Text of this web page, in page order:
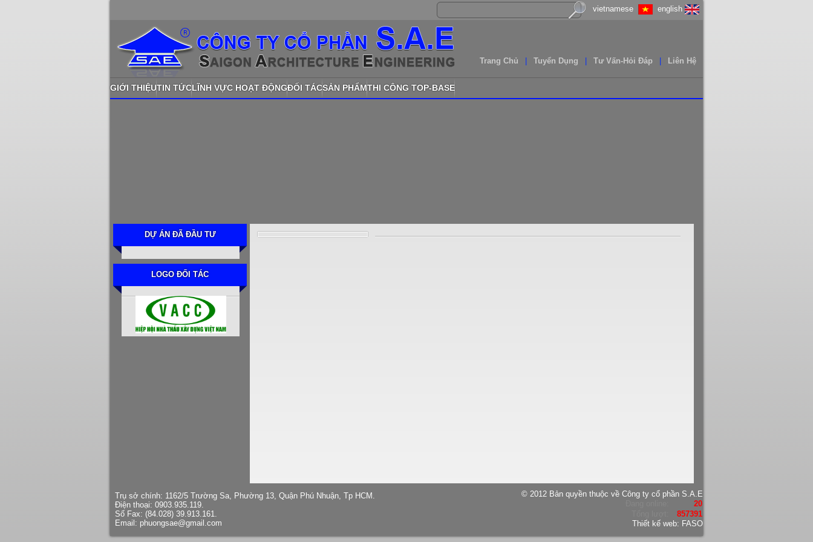
vietnamese english
Trang Chủ Tuyển Dụng Tư Vấn-Hỏi Đáp Liên Hệ
GIỚI THIỆUTIN TỨCLĨNH VỰC HOẠT ĐỘNGĐỐI TÁCSẢN PHẨMTHI CÔNG TOP-BASE
DỰ ÁN ĐÃ ĐẦU TƯ
LOGO ĐỐI TÁC
Trụ sở chính: 1162/5 Trường Sa, Phường 13, Quận Phú Nhuận, Tp HCM.
Điện thoại: 0903.935.119.
Số Fax: (84.028) 39.913.161.
Email: phuongsae@gmail.com
© 2012 Bản quyền thuộc về Công ty cổ phần S.A.E
20
857391
Thiết kế web: FASO